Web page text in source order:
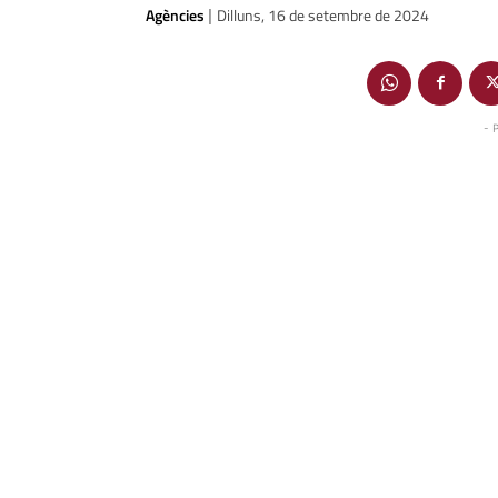
Agències | Dilluns, 16 de setembre de 2024
-